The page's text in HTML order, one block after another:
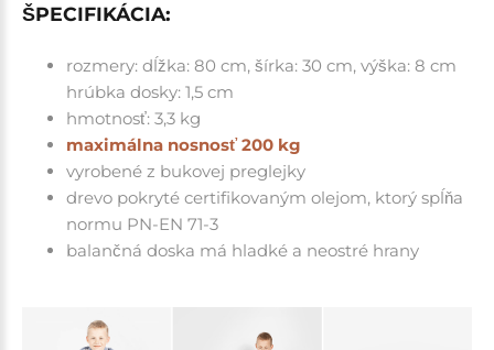
ŠPECIFIKÁCIA:
rozmery: dĺžka: 80 cm, šírka: 30 cm, výška: 8 cm
hrúbka dosky: 1,5 cm
hmotnosť: 3,3 kg
maximálna nosnosť 200 kg
vyrobené z bukovej preglejky
drevo pokryté certifikovaným olejom, ktorý spĺňa
normu PN-EN 71-3
balančná doska má hladké a neostré hrany